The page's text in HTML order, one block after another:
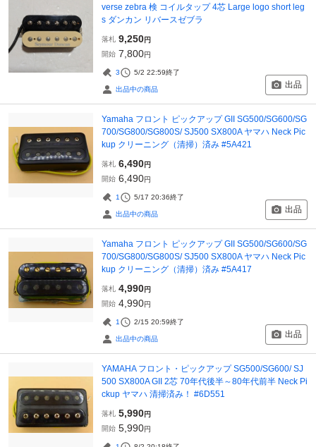
verse zebra 検 コイルタップ 4芯 Large logo short leg
s ダンカン リバースゼブラ
落札 9,250円
開始 7,800円
3 5/2 22:59終了
出品中の商品 出品
Yamaha フロント ピックアップ GII SG500/SG600/SG
700/SG800/SG800S/ SJ500 SX800A ヤマハ Neck Pic
kup クリーニング（清掃）済み #5A421
落札 6,490円
開始 6,490円
1 5/17 20:36終了
出品中の商品 出品
Yamaha フロント ピックアップ GII SG500/SG600/SG
700/SG800/SG800S/ SJ500 SX800A ヤマハ Neck Pic
kup クリーニング（清掃）済み #5A417
落札 4,990円
開始 4,990円
1 2/15 20:59終了
出品中の商品 出品
YAMAHA フロント・ピックアップ SG500/SG600/ SJ
500 SX800A GII 2芯 70年代後半～80年代前半 Neck Pi
ckup ヤマハ 清掃済み！ #6D551
落札 5,990円
開始 5,990円